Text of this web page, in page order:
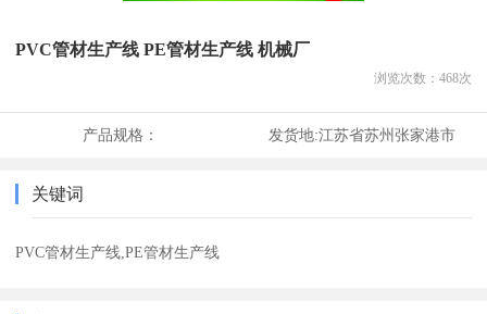
PVC管材生产线 PE管材生产线 机械厂
浏览次数： 468次
产品规格： 发货地:江苏省苏州张家港市
关键词
PVC管材生产线,PE管材生产线